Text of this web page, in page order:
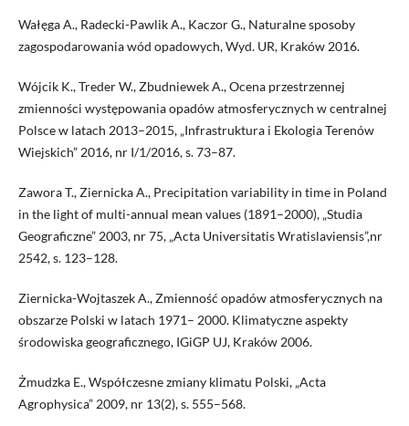
Wałęga A., Radecki-Pawlik A., Kaczor G., Naturalne sposoby
zagospodarowania wód opadowych, Wyd. UR, Kraków 2016.
Wójcik K., Treder W., Zbudniewek A., Ocena przestrzennej
zmienności występowania opadów atmosferycznych w centralnej
Polsce w latach 2013–2015, „Infrastruktura i Ekologia Terenów
Wiejskich” 2016, nr I/1/2016, s. 73–87.
Zawora T., Ziernicka A., Precipitation variability in time in Poland
in the light of multi-annual mean values (1891–2000), „Studia
Geograficzne” 2003, nr 75, „Acta Universitatis Wratislaviensis”,nr
2542, s. 123–128.
Ziernicka-Wojtaszek A., Zmienność opadów atmosferycznych na
obszarze Polski w latach 1971– 2000. Klimatyczne aspekty
środowiska geograficznego, IGiGP UJ, Kraków 2006.
Żmudzka E., Współczesne zmiany klimatu Polski, „Acta
Agrophysica” 2009, nr 13(2), s. 555–568.